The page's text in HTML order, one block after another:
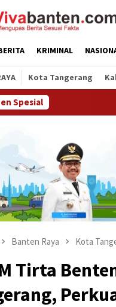
KRIMINAL
Kota Tangerang
Spesial
Banten Raya Kota
Tirta